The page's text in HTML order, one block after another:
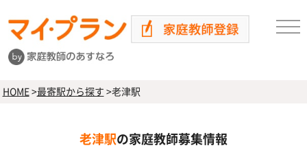
HOME>最寄駅から探す >老津駅
老津駅の家庭教師募集情報